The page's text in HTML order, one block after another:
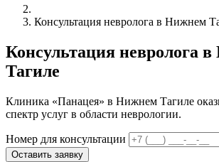
Консультация невролога в Нижнем
Консультация невролога
Тагиле
Клиника «Панацея» в Нижнем Тагиле
спектр услуг в области неврологии.
Номер для консультации
Оставить заявку